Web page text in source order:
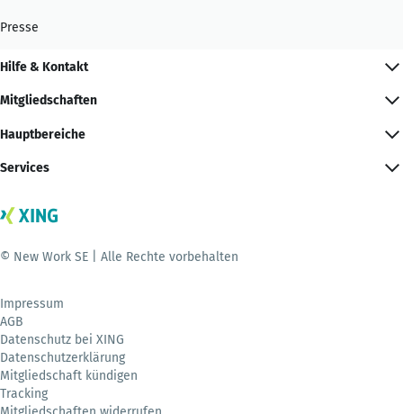
Presse
Hilfe & Kontakt
Mitgliedschaften
Hauptbereiche
Services
© New Work SE | Alle Rechte vorbehalten
Impressum
AGB
Datenschutz bei XING
Datenschutzerklärung
Mitgliedschaft kündigen
Tracking